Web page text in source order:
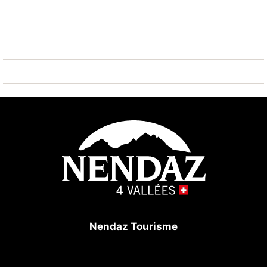
sont facilement accessibles: 4 Vallées 100 m. Région
Nendaz Tourisme